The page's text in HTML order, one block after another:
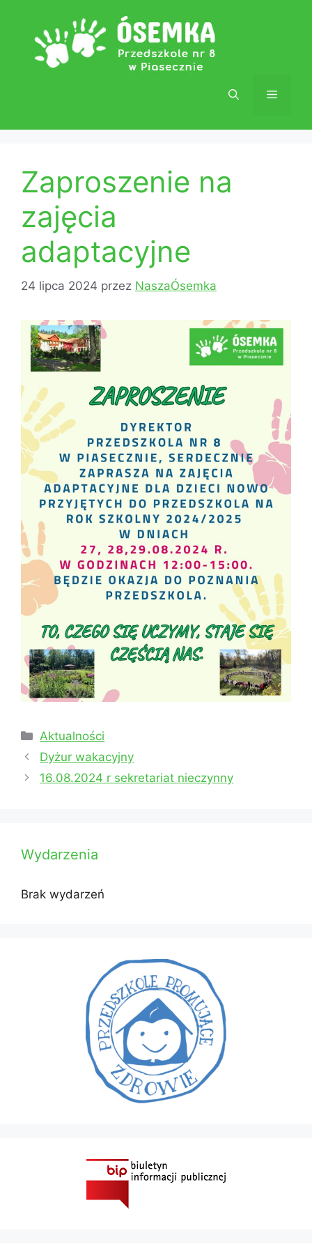
Menu
Zaproszenie na
zajęcia
adaptacyjne
24 lipca 2024 przez NaszaÓsemka
Kategorie
Aktualności
Dyżur wakacyjny
16.08.2024 r sekretariat nieczynny
Wydarzenia
Brak wydarzeń